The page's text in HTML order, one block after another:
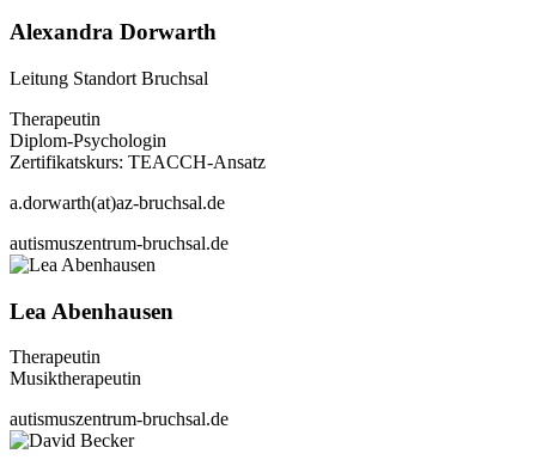
Alexandra Dorwarth
Leitung Standort Bruchsal
Therapeutin
Diplom-Psychologin
Zertifikatskurs: TEACCH-Ansatz
a.dorwarth(at)az-bruchsal.de
autismuszentrum-bruchsal.de
Lea Abenhausen
Therapeutin
Musiktherapeutin
autismuszentrum-bruchsal.de